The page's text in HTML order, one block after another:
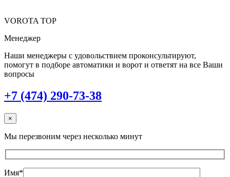
VOROTA TOP
Менеджер
Наши менеджеры с удовольствием проконсультируют,
помогут в подборе автоматики и ворот и ответят на все Ваши
вопросы
+7 (474) 290-73-38
×
Мы перезвоним через несколько минут
Имя*